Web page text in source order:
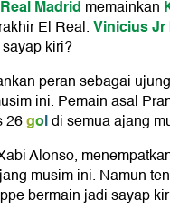
Real Madrid memainkan
El Real.Vinicius Jr
kiri?
peran sebagai
ini. Pemain asal
26goldi semua ajang
Alonso,
musim ini. Namun
bermain jadi sayap